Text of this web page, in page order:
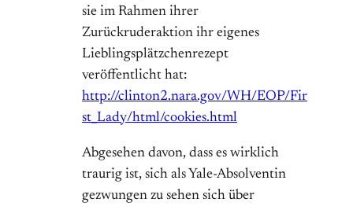
sie im Rahmen ihrer
Zurückruderaktion ihr eigenes
Lieblingsplätzchenrezept
veröffentlicht hat:
http://clinton2.nara.gov/WH/EOP/Fir
st_Lady/html/cookies.html
Abgesehen davon, dass es wirklich
traurig ist, sich als Yale-Absolventin
gezwungen zu sehen sich über